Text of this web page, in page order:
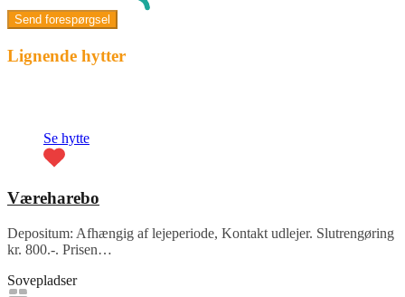
Lignende hytter
Se hytte
Væreharebo
Depositum: Afhængig af lejeperiode, Kontakt udlejer. Slutrengøring
kr. 800.-. Prisen…
Sovepladser